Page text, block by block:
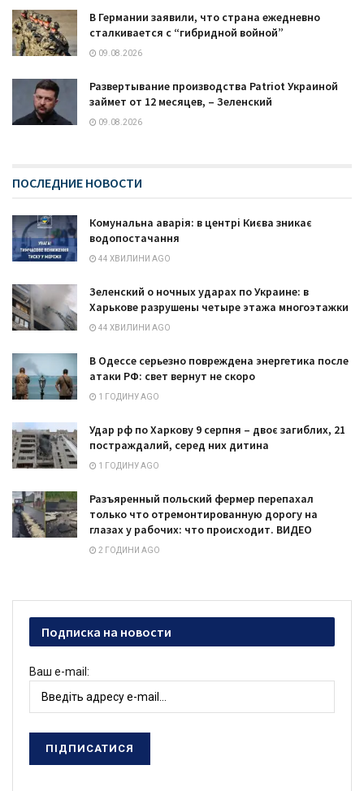
В Германии заявили, что страна ежедневно
сталкивается с “гибридной войной”
09.08.2026
Развертывание производства Patriot Украиной
займет от 12 месяцев, – Зеленский
09.08.2026
ПОСЛЕДНИЕ НОВОСТИ
Комунальна аварія: в центрі Києва зникає
водопостачання
44 ХВИЛИНИ AGO
Зеленский о ночных ударах по Украине: в
Харькове разрушены четыре этажа многоэтажки
44 ХВИЛИНИ AGO
В Одессе серьезно повреждена энергетика после
атаки РФ: свет вернут не скоро
1 ГОДИНУ AGO
Удар рф по Харкову 9 серпня – двоє загиблих, 21
постраждалий, серед них дитина
1 ГОДИНУ AGO
Разъяренный польский фермер перепахал
только что отремонтированную дорогу на
глазах у рабочих: что происходит. ВИДЕО
2 ГОДИНИ AGO
Подписка на новости
Ваш e-mail: